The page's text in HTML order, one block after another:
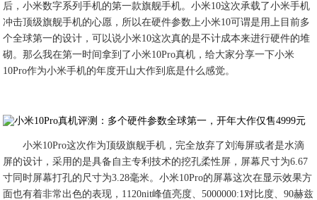
后，小米数字系列手机的第一款旗舰手机。小米10这次承载了小米手机
冲击顶级旗舰手机的心愿，所以在硬件参数上小米10可谓是用上目前多
个全球第一的设计，可以说小米10这次真的是不计成本来进行硬件的堆
砌。那么我在第一时间拿到了小米10Pro真机，给大家分享一下小米
10Pro作为小米手机的年度开山大作到底是什么感觉。
小米10Pro这次作为顶级旗舰手机，完全放弃了刘海屏或者是水滴
屏的设计，采用的是具备自主专利技术的挖孔柔性屏，屏幕尺寸为6.67
寸同时屏幕打孔的尺寸为3.28毫米。小米10Pro的屏幕这次在显示效果方
面也有着非常出色的表现，1120nit峰值亮度、5000000:1对比度、90赫兹